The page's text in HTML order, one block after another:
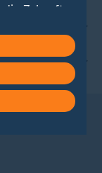
Zukunft